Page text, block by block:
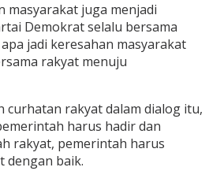
masyarakat juga menjadi
Demokrat selalu bersama
jadi keresahan masyarakat
rakyat menuju
curhatan rakyat dalam dialog itu,
harus hadir dan
rakyat, pemerintah harus
dengan baik.